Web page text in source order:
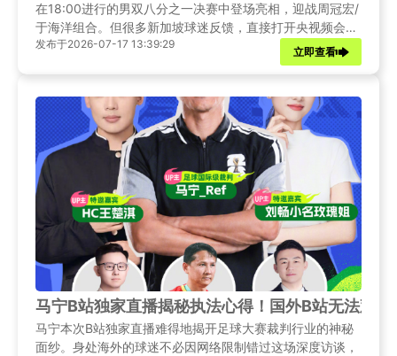
在18:00进行的男双八分之一决赛中登场亮相，迎战周冠宏/
于海洋组合。但很多新加坡球迷反馈，直接打开央视频会出
现内容无法播放、赛事专区加载失败等问题。如何在海外也
能获得与国内同等流畅的观赛体验？以下将为您详细介绍解
发布于2026-07-17 13:39:29
立即查看
马宁B站独家直播揭秘执法心得！国外B站无法观
马宁本次B站独家直播难得地揭开足球大赛裁判行业的神秘
面纱。身处海外的球迷不必因网络限制错过这场深度访谈，